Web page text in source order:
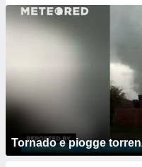
Tornado e piogge